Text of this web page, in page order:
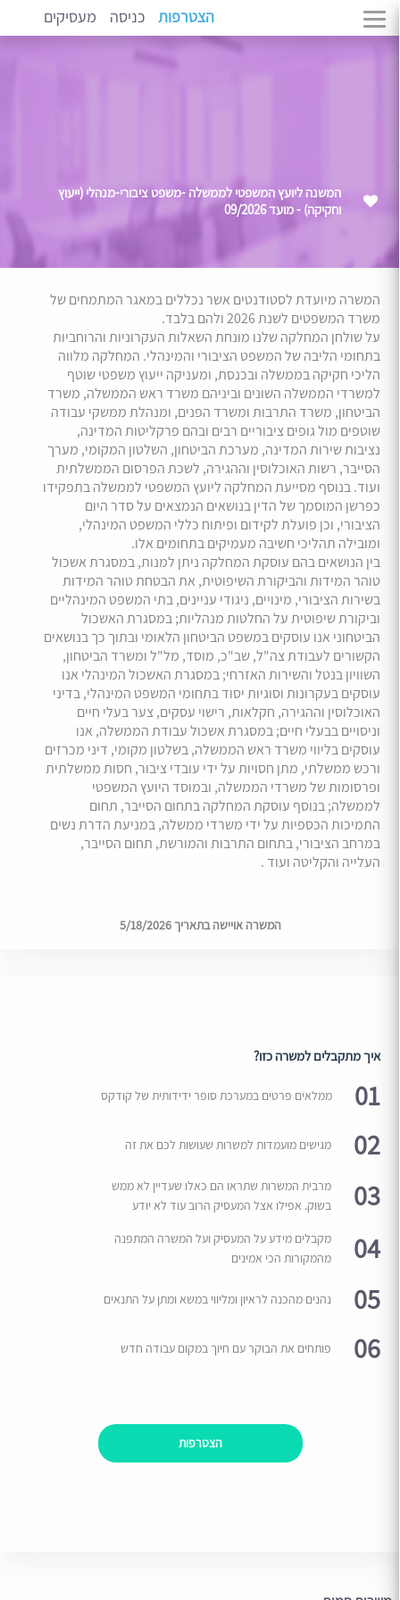
הצטרפות כניסה מעסיקים
המשנה ליועץ המשפטי לממשלה -משפט ציבורי-מנהלי (ייעוץ
וחקיקה) - מועד 09/2026
המשרה מיועדת לסטודנטים אשר נכללים במאגר המתמחים של
משרד המשפטים לשנת 2026 ולהם בלבד.
על שולחן המחלקה שלנו מונחת השאלות העקרוניות והרוחביות
בתחומי הליבה של המשפט הציבורי והמינהלי. המחלקה מלווה
הליכי חקיקה בממשלה ובכנסת, ומעניקה ייעוץ משפטי שוטף
למשרדי הממשלה השונים וביניהם משרד ראש הממשלה, משרד
הביטחון, משרד התרבות ומשרד הפנים, ומנהלת ממשקי עבודה
שוטפים מול גופים ציבוריים רבים ובהם פרקליטות המדינה,
נציבות שירות המדינה, מערכת הביטחון, השלטון המקומי, מערך
הסייבר, רשות האוכלוסין וההגירה, לשכת הפרסום הממשלתית
ועוד. בנוסף מסייעת המחלקה ליועץ המשפטי לממשלה בתפקידו
כפרשן המוסמך של הדין בנושאים הנמצאים על סדר היום
הציבורי, וכן פועלת לקידום ופיתוח כללי המשפט המינהלי,
ומובילה תהליכי חשיבה מעמיקים בתחומים אלו.
בין הנושאים בהם עוסקת המחלקה ניתן למנות, במסגרת אשכול
טוהר המידות והביקורת השיפוטית, את הבטחת טוהר המידות
בשירות הציבורי, מינויים, ניגודי עניינים, בתי המשפט המינהליים
וביקורת שיפוטית על החלטות מנהליות; במסגרת האשכול
הביטחוני אנו עוסקים במשפט הביטחון הלאומי ובתוך כך בנושאים
הקשורים לעבודת צה"ל, שב"כ, מוסד, מל"ל ומשרד הביטחון,
השוויון בנטל והשירות האזרחי; במסגרת האשכול המינהלי אנו
עוסקים בעקרונות וסוגיות יסוד בתחומי המשפט המינהלי, בדיני
האוכלוסין וההגירה, חקלאות, רישוי עסקים, צער בעלי חיים
וניסויים בבעלי חיים; במסגרת אשכול עבודת הממשלה, אנו
עוסקים בליווי משרד ראש הממשלה, בשלטון מקומי, דיני מכרזים
ורכש ממשלתי, מתן חסויות על ידי עובדי ציבור, חסות ממשלתית
ופרסומות של משרדי הממשלה, ובמוסד היועץ המשפטי
לממשלה; בנוסף עוסקת המחלקה בתחום הסייבר, תחום
התמיכות הכספיות על ידי משרדי ממשלה, במניעת הדרת נשים
במרחב הציבורי, בתחום התרבות והמורשת, תחום הסייבר,
העלייה והקליטה ועוד .
המשרה אויישה בתאריך 5/18/2026
איך מתקבלים למשרה כזו?
01 ממלאים פרטים במערכת סופר ידידותית של קודקס
02 מגישים מועמדות למשרות שעושות לכם את זה
03
מרבית המשרות שתראו הם כאלו שעדיין לא ממש
בשוק. אפילו אצל המעסיק הרוב עוד לא יודע
04
מקבלים מידע על המעסיק ועל המשרה המתפנה
מהמקורות הכי אמינים
05 נהנים מהכנה לראיון ומליווי במשא ומתן על התנאים
06 פותחים את הבוקר עם חיוך במקום עבודה חדש
הצטרפות